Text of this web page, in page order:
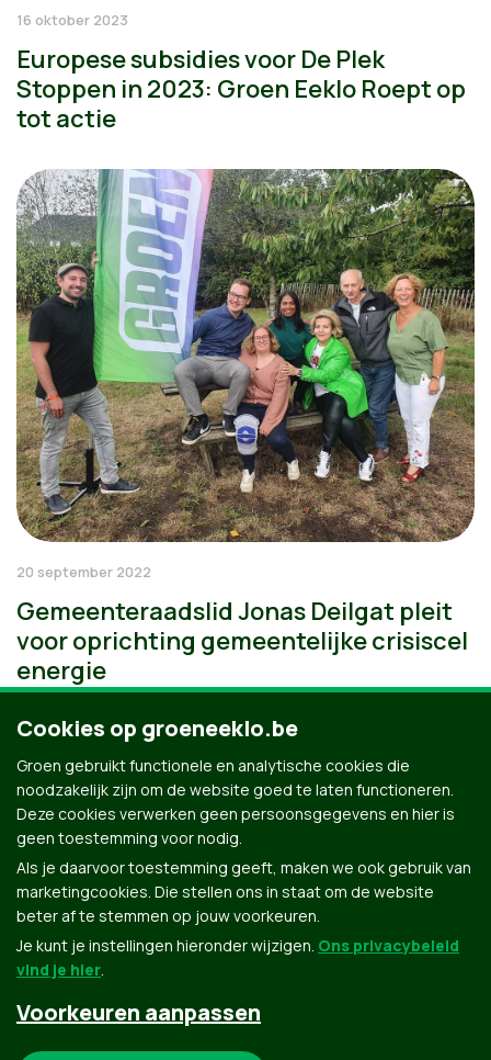
16 oktober 2023
Europese subsidies voor De Plek
Stoppen in 2023: Groen Eeklo Roept op
tot actie
20 september 2022
Gemeenteraadslid Jonas Deilgat pleit
voor oprichting gemeentelijke crisiscel
energie
Groen.be
Cookies op groeneeklo.be
Groen gebruikt functionele en analytische cookies die
noodzakelijk zijn om de website goed te laten functioneren.
Deze cookies verwerken geen persoonsgegevens en hier is
geen toestemming voor nodig.
Als je daarvoor toestemming geeft, maken we ook gebruik van
marketingcookies. Die stellen ons in staat om de website
beter af te stemmen op jouw voorkeuren.
Je kunt je instellingen hieronder wijzigen. Ons privacybeleid
vind je hier.
Voorkeuren aanpassen